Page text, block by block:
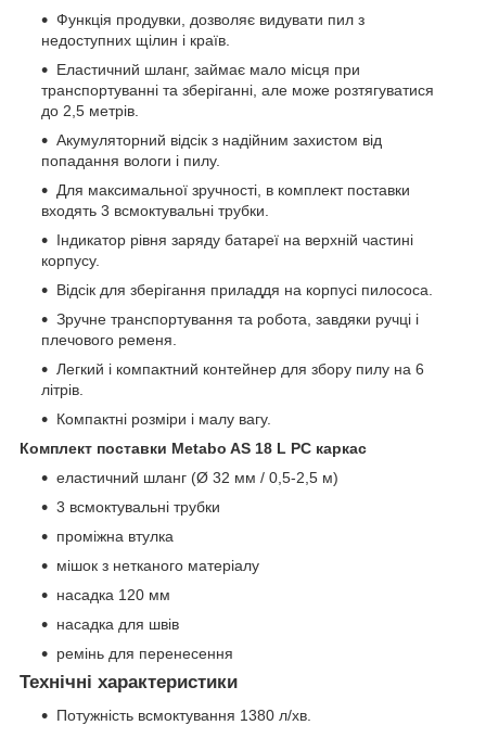
Функція продувки, дозволяє видувати пил з
недоступних щілин і країв.
Еластичний шланг, займає мало місця при
транспортуванні та зберіганні, але може розтягуватися
до 2,5 метрів.
Акумуляторний відсік з надійним захистом від
попадання вологи і пилу.
Для максимальної зручності, в комплект поставки
входять 3 всмоктувальні трубки.
Індикатор рівня заряду батареї на верхній частині
корпусу.
Відсік для зберігання приладдя на корпусі пилососа.
Зручне транспортування та робота, завдяки ручці і
плечового ременя.
Легкий і компактний контейнер для збору пилу на 6
літрів.
Компактні розміри і малу вагу.
Комплект поставки Metabo AS 18 L PC каркас
еластичний шланг (Ø 32 мм / 0,5-2,5 м)
3 всмоктувальні трубки
проміжна втулка
мішок з нетканого матеріалу
насадка 120 мм
насадка для швів
ремінь для перенесення
Технічні характеристики
Потужність всмоктування 1380 л/хв.